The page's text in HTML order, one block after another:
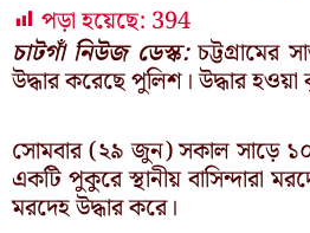
পড়া হয়েছে: 394
চাটগাঁ নিউজ ডেস্ক:
উদ্ধার করেছে পুলিশ। উদ্ধার
সোমবার (২৯ জুন) সকাল সাড়ে
একটি পুকুরে স্থানীয় বাসিন্দারা
মরদেহ উদ্ধার করে।